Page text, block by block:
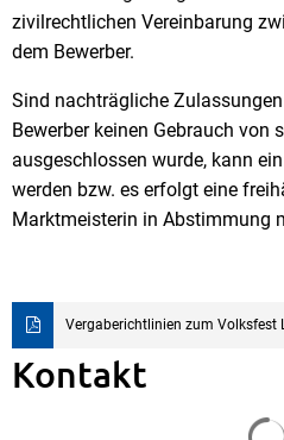
zivilrechtlichen Vereinbarung
dem Bewerber.
Sind nachträgliche
Bewerber keinen Gebrauch von
ausgeschlossen wurde, kann
werden bzw. es erfolgt eine
Marktmeisterin in Abstimmung
Vergaberichtlinien zum Volksfest
Kontakt